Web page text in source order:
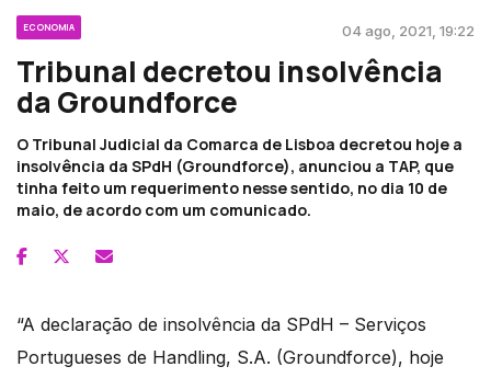
ECONOMIA 04 ago, 2021, 19:22
Tribunal decretou insolvência
da Groundforce
O Tribunal Judicial da Comarca de Lisboa decretou hoje a
insolvência da SPdH (Groundforce), anunciou a TAP, que
tinha feito um requerimento nesse sentido, no dia 10 de
maio, de acordo com um comunicado.
“A declaração de insolvência da SPdH – Serviços
Portugueses de Handling, S.A. (Groundforce), hoje